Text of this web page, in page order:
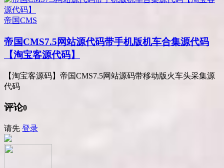
帝国CMS
帝国CMS7.5网站源代码带手机版机车合集源代码
【淘宝客源代码】
【淘宝客源码】帝国CMS7.5网站源码带移动版火车头采集源
代码
评论0
请先 登录